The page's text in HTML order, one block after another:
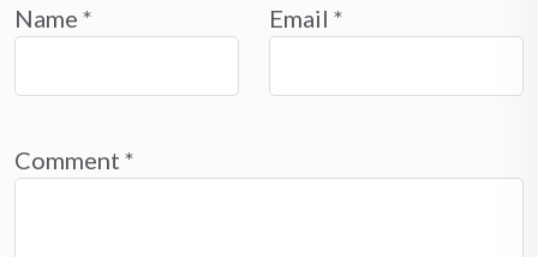
Name * Email *
Comment *